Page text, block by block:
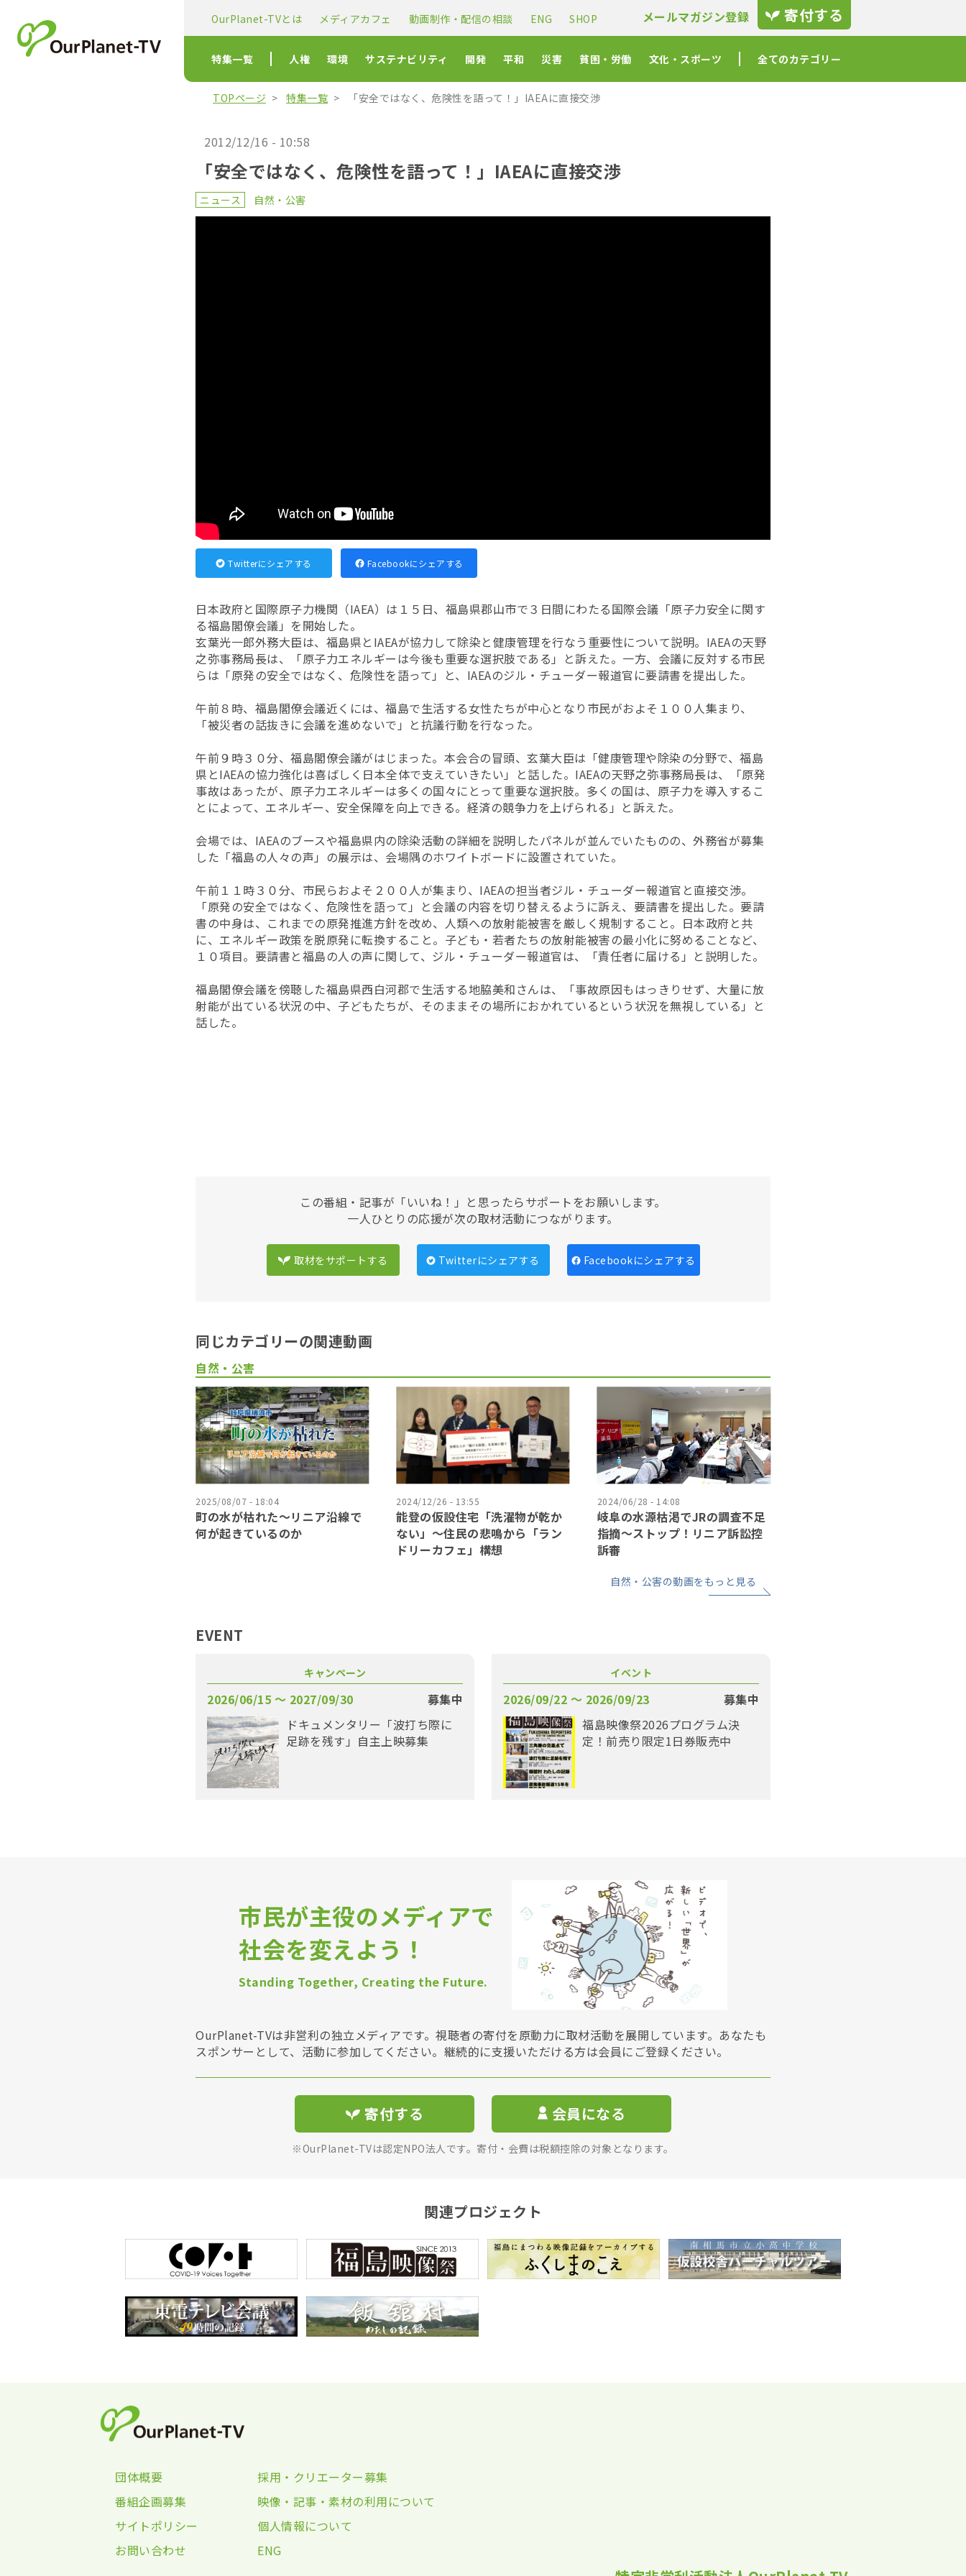
OurPlanet-TVとは メディアカフェ 動画制作・配信の相談 ENG SHOP メールマガジン登録 寄付する
特集一覧 人権 環境 サステナビリティ 開発 平和 災害 貧困・労働 文化・スポーツ 全てのカテゴリー
TOPページ 特集一覧 「安全ではなく、危険性を語って！」IAEAに直接交渉
2012/12/16 - 10:58
「安全ではなく、危険性を語って！」IAEAに直接交渉
ニュース 自然・公害
Twitterにシェアする Facebookにシェアする
日本政府と国際原子力機関（IAEA）は１５日、福島県郡山市で３日間にわたる国際会議「原子力安全に関す
る福島閣僚会議」を開始した。
玄葉光一郎外務大臣は、福島県とIAEAが協力して除染と健康管理を行なう重要性について説明。IAEAの天野
之弥事務局長は、「原子力エネルギーは今後も重要な選択肢である」と訴えた。一方、会議に反対する市民
らは「原発の安全ではなく、危険性を語って」と、IAEAのジル・チューダー報道官に要請書を提出した。
午前８時、福島閣僚会議近くには、福島で生活する女性たちが中心となり市民がおよそ１００人集まり、
「被災者の話抜きに会議を進めないで」と抗議行動を行なった。
午前９時３０分、福島閣僚会議がはじまった。本会合の冒頭、玄葉大臣は「健康管理や除染の分野で、福島
県とIAEAの協力強化は喜ばしく日本全体で支えていきたい」と話した。IAEAの天野之弥事務局長は、「原発
事故はあったが、原子力エネルギーは多くの国々にとって重要な選択肢。多くの国は、原子力を導入するこ
とによって、エネルギー、安全保障を向上できる。経済の競争力を上げられる」と訴えた。
会場では、IAEAのブースや福島県内の除染活動の詳細を説明したパネルが並んでいたものの、外務省が募集
した「福島の人々の声」の展示は、会場隅のホワイトボードに設置されていた。
午前１１時３０分、市民らおよそ２００人が集まり、IAEAの担当者ジル・チューダー報道官と直接交渉。
「原発の安全ではなく、危険性を語って」と会議の内容を切り替えるように訴え、要請書を提出した。要請
書の中身は、これまでの原発推進方針を改め、人類への放射能被害を厳しく規制すること。日本政府と共
に、エネルギー政策を脱原発に転換すること。子ども・若者たちの放射能被害の最小化に努めることなど、
１０項目。要請書と福島の人の声に関して、ジル・チューダー報道官は、「責任者に届ける」と説明した。
福島閣僚会議を傍聴した福島県西白河郡で生活する地脇美和さんは、「事故原因もはっきりせず、大量に放
射能が出ている状況の中、子どもたちが、そのままその場所におかれているという状況を無視している」と
話した。
この番組・記事が「いいね！」と思ったらサポートをお願いします。
一人ひとりの応援が次の取材活動につながります。
取材をサポートする Twitterにシェアする Facebookにシェアする
同じカテゴリーの関連動画
自然・公害
2025/08/07 - 18:04
町の水が枯れた～リニア沿線で
何が起きているのか
2024/12/26 - 13:55
能登の仮設住宅「洗濯物が乾か
ない」〜住民の悲鳴から「ラン
ドリーカフェ」構想
2024/06/28 - 14:08
岐阜の水源枯渇でJRの調査不足
指摘〜ストップ！リニア訴訟控
訴審
自然・公害の動画をもっと見る
EVENT
キャンペーン
2026/06/15 〜 2027/09/30
募集中
ドキュメンタリー「波打ち際に
足跡を残す」自主上映募集
イベント
2026/09/22 〜 2026/09/23
募集中
福島映像祭2026プログラム決
定！前売り限定1日券販売中
市民が主役のメディアで
社会を変えよう！
Standing Together, Creating the Future.
OurPlanet-TVは非営利の独立メディアです。視聴者の寄付を原動力に取材活動を展開しています。あなたも
スポンサーとして、活動に参加してください。継続的に支援いただける方は会員にご登録ください。
寄付する 会員になる
※OurPlanet-TVは認定NPO法人です。寄付・会費は税額控除の対象となります。
関連プロジェクト
団体概要
採用・クリエーター募集
番組企画募集
映像・記事・素材の利用について
サイトポリシー
個人情報について
お問い合わせ
ENG